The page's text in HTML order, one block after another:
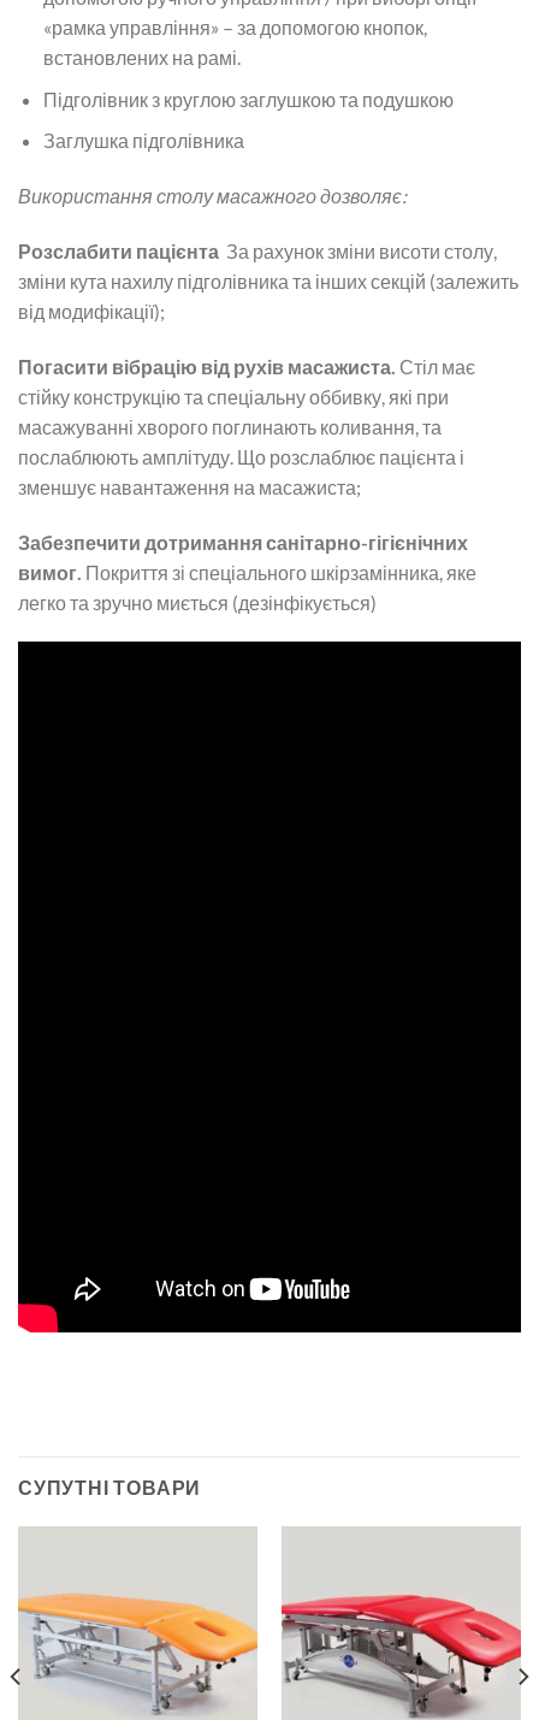
«рамка управління» – за допомогою кнопок,
встановлених на рамі.
Підголівник з круглою заглушкою та подушкою
Заглушка підголівника
Використання столу масажного дозволяє:
Розслабити пацієнта За рахунок зміни висоти столу,
зміни кута нахилу підголівника та інших секцій (залежить
від модифікації);
Погасити вібрацію від рухів масажиста. Стіл має
стійку конструкцію та спеціальну оббивку, які при
масажуванні хворого поглинають коливання, та
послаблюють амплітуду. Що розслаблює пацієнта і
зменшує навантаження на масажиста;
Забезпечити дотримання санітарно-гігієнічних
вимог. Покриття зі спеціального шкірзамінника, яке
легко та зручно миється (дезінфікується)
СУПУТНІ ТОВАРИ